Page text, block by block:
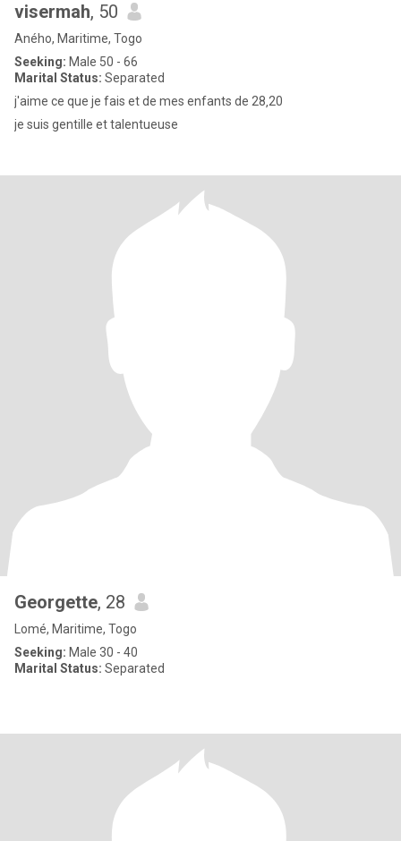
visermah, 50
Aného, Maritime, Togo
Seeking: Male 50 - 66
Marital Status: Separated
j'aime ce que je fais et de mes enfants de 28‚20
je suis gentille et talentueuse
Georgette, 28
Lomé, Maritime, Togo
Seeking: Male 30 - 40
Marital Status: Separated